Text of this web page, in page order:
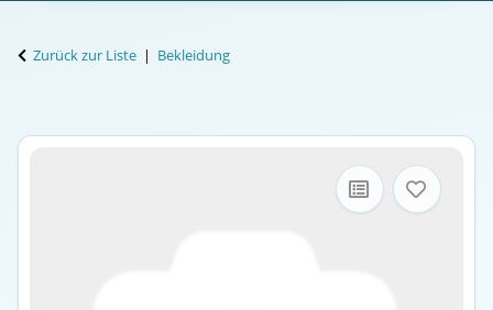
Zurück zur Liste Bekleidung